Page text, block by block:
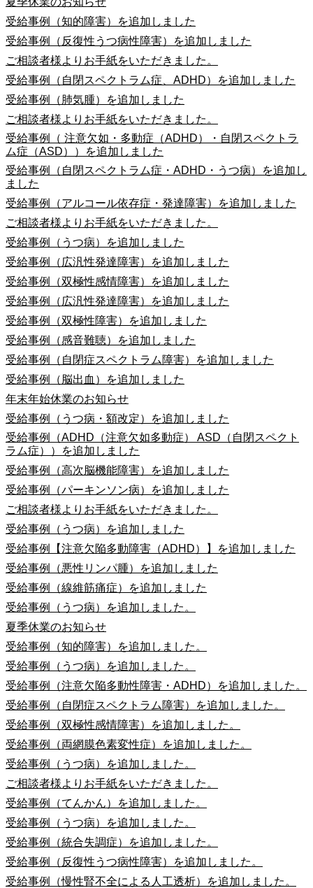
受給事例（知的障害）を追加しました
受給事例（反復性うつ病性障害）を追加しました
ご相談者様よりお手紙をいただきました。
受給事例（自閉スペクトラム症、ADHD）を追加しました
受給事例（肺気腫）を追加しました
ご相談者様よりお手紙をいただきました。
受給事例（ 注意欠如・多動症（ADHD）・自閉スペクトラ
ム症（ASD））を追加しました
受給事例（自閉スペクトラム症・ADHD・うつ病）を追加し
ました
受給事例（アルコール依存症・発達障害）を追加しました
ご相談者様よりお手紙をいただきました。
受給事例（うつ病）を追加しました
受給事例（広汎性発達障害）を追加しました
受給事例（双極性感情障害）を追加しました
受給事例（広汎性発達障害）を追加しました
受給事例（双極性障害）を追加しました
受給事例（感音難聴）を追加しました
受給事例（自閉症スペクトラム障害）を追加しました
受給事例（脳出血）を追加しました
年末年始休業のお知らせ
受給事例（うつ病・額改定）を追加しました
受給事例（ADHD（注意欠如多動症） ASD（自閉スペクト
ラム症））を追加しました
受給事例（高次脳機能障害）を追加しました
受給事例（パーキンソン病）を追加しました
ご相談者様よりお手紙をいただきました。
受給事例（うつ病）を追加しました
受給事例【注意欠陥多動障害（ADHD）】を追加しました
受給事例（悪性リンパ腫）を追加しました
受給事例（線維筋痛症）を追加しました
受給事例（うつ病）を追加しました。
夏季休業のお知らせ
受給事例（知的障害）を追加しました。
受給事例（うつ病）を追加しました。
受給事例（注意欠陥多動性障害・ADHD）を追加しました。
受給事例（自閉症スペクトラム障害）を追加しました。
受給事例（双極性感情障害）を追加しました。
受給事例（両網膜色素変性症）を追加しました。
受給事例（うつ病）を追加しました。
ご相談者様よりお手紙をいただきました。
受給事例（てんかん）を追加しました。
受給事例（うつ病）を追加しました。
受給事例（統合失調症）を追加しました。
受給事例（反復性うつ病性障害）を追加しました。
受給事例（慢性腎不全による人工透析）を追加しました。